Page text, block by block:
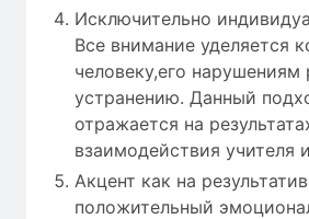
Исключительно
Все внимание уделяется
человеку,его нарушениям
устранению. Данный
отражается на
взаимодействия учителя
Акцент как на
положительный